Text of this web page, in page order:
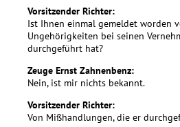
Vorsitzender Richter:
Ist Ihnen einmal gemeldet worden
Ungehörigkeiten bei seinen
durchgeführt hat?
Zeuge Ernst Zahnenbenz:
Nein, ist mir nichts bekannt.
Vorsitzender Richter:
Von Mißhandlungen, die er